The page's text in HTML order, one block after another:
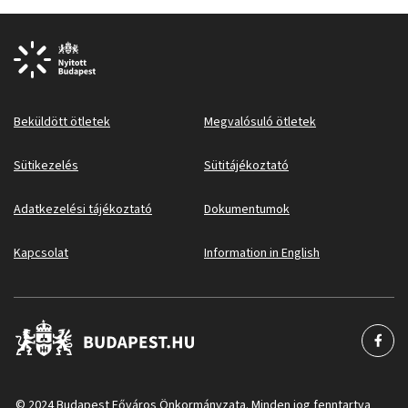
Beküldött ötletek Megvalósuló ötletek
Sütikezelés Sütitájékoztató
Adatkezelési tájékoztató Dokumentumok
Kapcsolat Information in English